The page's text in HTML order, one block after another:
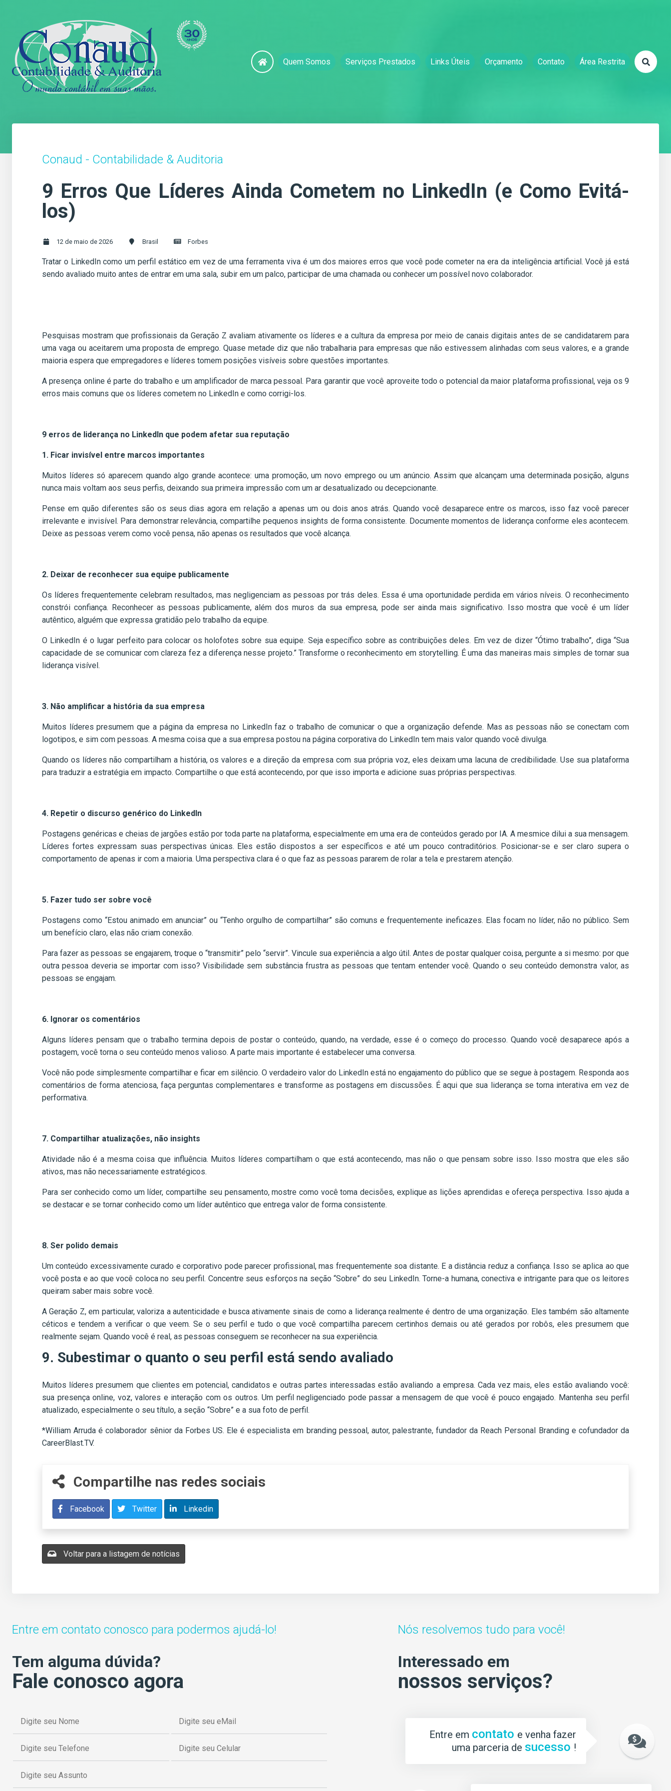
Quem Somos Serviços Prestados Links Úteis Orçamento Contato Área Restrita
Conaud - Contabilidade & Auditoria
9 Erros Que Líderes Ainda Cometem no LinkedIn (e Como Evitá-
los)
12 de maio de 2026 Brasil Forbes
Tratar o LinkedIn como um perfil estático em vez de uma ferramenta viva é um dos maiores erros que você pode cometer na era da inteligência artificial. Você já está
sendo avaliado muito antes de entrar em uma sala, subir em um palco, participar de uma chamada ou conhecer um possível novo colaborador.
Pesquisas mostram que profissionais da Geração Z avaliam ativamente os líderes e a cultura da empresa por meio de canais digitais antes de se candidatarem para
uma vaga ou aceitarem uma proposta de emprego. Quase metade diz que não trabalharia para empresas que não estivessem alinhadas com seus valores, e a grande
maioria espera que empregadores e líderes tomem posições visíveis sobre questões importantes.
A presença online é parte do trabalho e um amplificador de marca pessoal. Para garantir que você aproveite todo o potencial da maior plataforma profissional, veja os 9
erros mais comuns que os líderes cometem no LinkedIn e como corrigi-los.
9 erros de liderança no LinkedIn que podem afetar sua reputação
1. Ficar invisível entre marcos importantes
Muitos líderes só aparecem quando algo grande acontece: uma promoção, um novo emprego ou um anúncio. Assim que alcançam uma determinada posição, alguns
nunca mais voltam aos seus perfis, deixando sua primeira impressão com um ar desatualizado ou decepcionante.
Pense em quão diferentes são os seus dias agora em relação a apenas um ou dois anos atrás. Quando você desaparece entre os marcos, isso faz você parecer
irrelevante e invisível. Para demonstrar relevância, compartilhe pequenos insights de forma consistente. Documente momentos de liderança conforme eles acontecem.
Deixe as pessoas verem como você pensa, não apenas os resultados que você alcança.
2. Deixar de reconhecer sua equipe publicamente
Os líderes frequentemente celebram resultados, mas negligenciam as pessoas por trás deles. Essa é uma oportunidade perdida em vários níveis. O reconhecimento
constrói confiança. Reconhecer as pessoas publicamente, além dos muros da sua empresa, pode ser ainda mais significativo. Isso mostra que você é um líder
autêntico, alguém que expressa gratidão pelo trabalho da equipe.
O LinkedIn é o lugar perfeito para colocar os holofotes sobre sua equipe. Seja específico sobre as contribuições deles. Em vez de dizer “Ótimo trabalho”, diga “Sua
capacidade de se comunicar com clareza fez a diferença nesse projeto.” Transforme o reconhecimento em storytelling. É uma das maneiras mais simples de tornar sua
liderança visível.
3. Não amplificar a história da sua empresa
Muitos líderes presumem que a página da empresa no LinkedIn faz o trabalho de comunicar o que a organização defende. Mas as pessoas não se conectam com
logotipos, e sim com pessoas. A mesma coisa que a sua empresa postou na página corporativa do LinkedIn tem mais valor quando você divulga.
Quando os líderes não compartilham a história, os valores e a direção da empresa com sua própria voz, eles deixam uma lacuna de credibilidade. Use sua plataforma
para traduzir a estratégia em impacto. Compartilhe o que está acontecendo, por que isso importa e adicione suas próprias perspectivas.
4. Repetir o discurso genérico do LinkedIn
Postagens genéricas e cheias de jargões estão por toda parte na plataforma, especialmente em uma era de conteúdos gerado por IA. A mesmice dilui a sua mensagem.
Líderes fortes expressam suas perspectivas únicas. Eles estão dispostos a ser específicos e até um pouco contraditórios. Posicionar-se e ser claro supera o
comportamento de apenas ir com a maioria. Uma perspectiva clara é o que faz as pessoas pararem de rolar a tela e prestarem atenção.
5. Fazer tudo ser sobre você
Postagens como “Estou animado em anunciar” ou “Tenho orgulho de compartilhar” são comuns e frequentemente ineficazes. Elas focam no líder, não no público. Sem
um benefício claro, elas não criam conexão.
Para fazer as pessoas se engajarem, troque o “transmitir” pelo “servir”. Vincule sua experiência a algo útil. Antes de postar qualquer coisa, pergunte a si mesmo: por que
outra pessoa deveria se importar com isso? Visibilidade sem substância frustra as pessoas que tentam entender você. Quando o seu conteúdo demonstra valor, as
pessoas se engajam.
6. Ignorar os comentários
Alguns líderes pensam que o trabalho termina depois de postar o conteúdo, quando, na verdade, esse é o começo do processo. Quando você desaparece após a
postagem, você torna o seu conteúdo menos valioso. A parte mais importante é estabelecer uma conversa.
Você não pode simplesmente compartilhar e ficar em silêncio. O verdadeiro valor do LinkedIn está no engajamento do público que se segue à postagem. Responda aos
comentários de forma atenciosa, faça perguntas complementares e transforme as postagens em discussões. É aqui que sua liderança se torna interativa em vez de
performativa.
7. Compartilhar atualizações, não insights
Atividade não é a mesma coisa que influência. Muitos líderes compartilham o que está acontecendo, mas não o que pensam sobre isso. Isso mostra que eles são
ativos, mas não necessariamente estratégicos.
Para ser conhecido como um líder, compartilhe seu pensamento, mostre como você toma decisões, explique as lições aprendidas e ofereça perspectiva. Isso ajuda a
se destacar e se tornar conhecido como um líder autêntico que entrega valor de forma consistente.
8. Ser polido demais
Um conteúdo excessivamente curado e corporativo pode parecer profissional, mas frequentemente soa distante. E a distância reduz a confiança. Isso se aplica ao que
você posta e ao que você coloca no seu perfil. Concentre seus esforços na seção “Sobre” do seu LinkedIn. Torne-a humana, conectiva e intrigante para que os leitores
queiram saber mais sobre você.
A Geração Z, em particular, valoriza a autenticidade e busca ativamente sinais de como a liderança realmente é dentro de uma organização. Eles também são altamente
céticos e tendem a verificar o que veem. Se o seu perfil e tudo o que você compartilha parecem certinhos demais ou até gerados por robôs, eles presumem que
realmente sejam. Quando você é real, as pessoas conseguem se reconhecer na sua experiência.
9. Subestimar o quanto o seu perfil está sendo avaliado
Muitos líderes presumem que clientes em potencial, candidatos e outras partes interessadas estão avaliando a empresa. Cada vez mais, eles estão avaliando você:
sua presença online, voz, valores e interação com os outros. Um perfil negligenciado pode passar a mensagem de que você é pouco engajado. Mantenha seu perfil
atualizado, especialmente o seu título, a seção “Sobre” e a sua foto de perfil.
*William Arruda é colaborador sênior da Forbes US. Ele é especialista em branding pessoal, autor, palestrante, fundador da Reach Personal Branding e cofundador da
CareerBlast.TV.
Compartilhe nas redes sociais
Facebook Twitter Linkedin
Voltar para a listagem de notícias
Entre em contato conosco para podermos ajudá-lo!
Tem alguma dúvida?
Fale conosco agora
Nós resolvemos tudo para você!
Interessado em
nossos serviços?
Entre em contato e venha fazer
uma parceria de sucesso !